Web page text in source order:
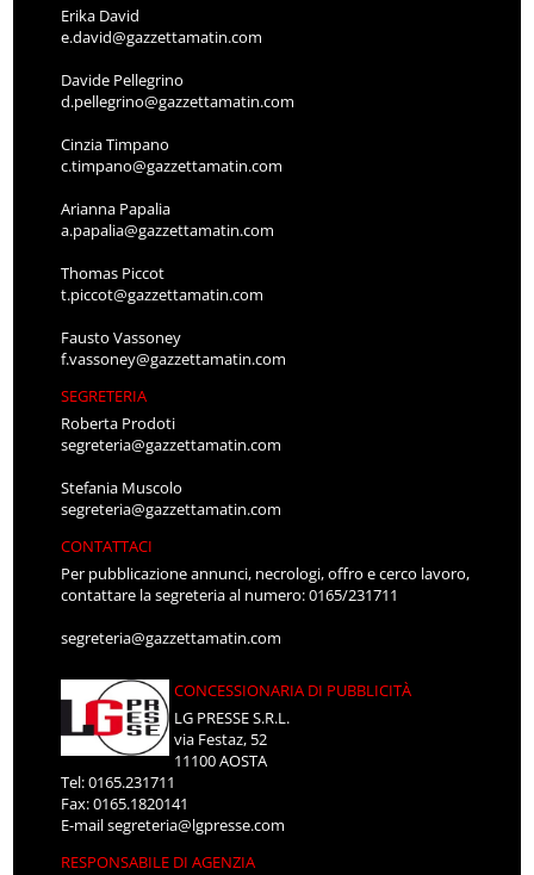
Erika David
e.david@gazzettamatin.com
Davide Pellegrino
d.pellegrino@gazzettamatin.com
Cinzia Timpano
c.timpano@gazzettamatin.com
Arianna Papalia
a.papalia@gazzettamatin.com
Thomas Piccot
t.piccot@gazzettamatin.com
Fausto Vassoney
f.vassoney@gazzettamatin.com
SEGRETERIA
Roberta Prodoti
segreteria@gazzettamatin.com
Stefania Muscolo
segreteria@gazzettamatin.com
CONTATTACI
Per pubblicazione annunci, necrologi, offro e cerco lavoro,
contattare la segreteria al numero: 0165/231711
segreteria@gazzettamatin.com
CONCESSIONARIA DI PUBBLICITÀ
LG PRESSE S.R.L.
via Festaz, 52
11100 AOSTA
Tel: 0165.231711
Fax: 0165.1820141
E-mailsegreteria@lgpresse.com
RESPONSABILE DI AGENZIA